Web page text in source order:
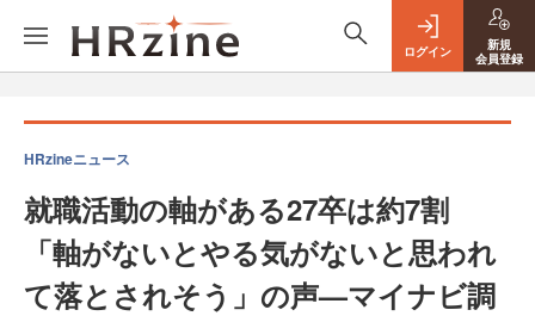
ログイン
新規
会員登録
HRzineニュース
就職活動の軸がある27卒は約7割
「軸がないとやる気がないと思われ
て落とされそう」の声—マイナビ調